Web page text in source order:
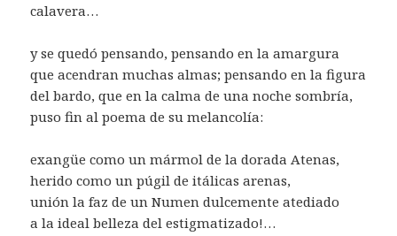
calavera…
y se quedó pensando, pensando en la amargura
que acendran muchas almas; pensando en la figura
del bardo, que en la calma de una noche sombría,
puso fin al poema de su melancolía:
exangüe como un mármol de la dorada Atenas,
herido como un púgil de itálicas arenas,
unión la faz de un Numen dulcemente atediado
a la ideal belleza del estigmatizado!…